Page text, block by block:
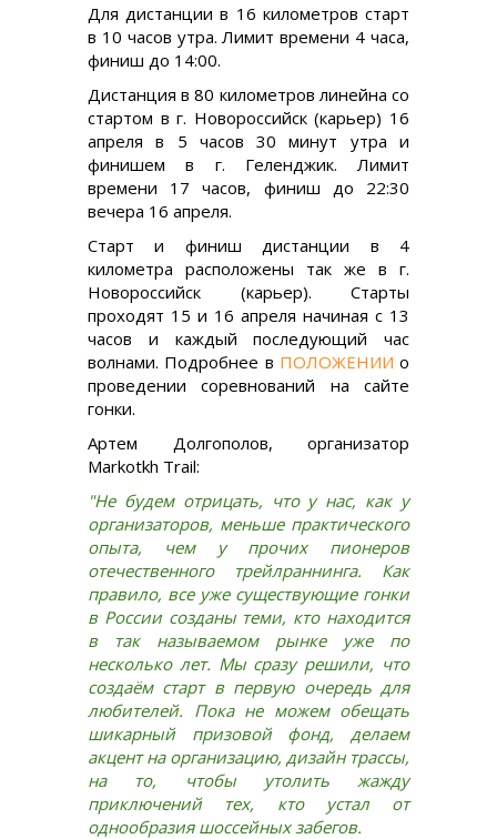
Для дистанции в 16 километров старт
в 10 часов утра. Лимит времени 4 часа,
финиш до 14:00.
Дистанция в 80 километров линейна со
стартом в г. Новороссийск (карьер) 16
апреля в 5 часов 30 минут утра и
финишем в г. Геленджик. Лимит
времени 17 часов, финиш до 22:30
вечера 16 апреля.
Старт и финиш дистанции в 4
километра расположены так же в г.
Новороссийск (карьер). Старты
проходят 15 и 16 апреля начиная с 13
часов и каждый последующий час
волнами. Подробнее в ПОЛОЖЕНИИ о
проведении соревнований на сайте
гонки.
Артем Долгополов, организатор
Markotkh Trail:
"Не будем отрицать, что у нас, как у
организаторов, меньше практического
опыта, чем у прочих пионеров
отечественного трейлраннинга. Как
правило, все уже существующие гонки
в России созданы теми, кто находится
в так называемом рынке уже по
несколько лет. Мы сразу решили, что
создаём старт в первую очередь для
любителей. Пока не можем обещать
шикарный призовой фонд, делаем
акцент на организацию, дизайн трассы,
на то, чтобы утолить жажду
приключений тех, кто устал от
однообразия шоссейных забегов.